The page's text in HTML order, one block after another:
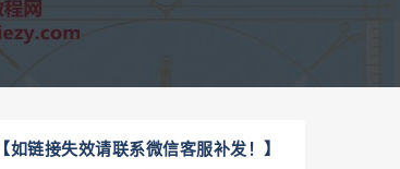
【如链接失效请联系微信客服补发！】